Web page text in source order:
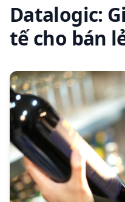
Datalogic:
tế cho bán